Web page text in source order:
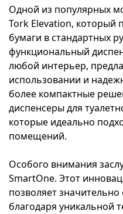
Одной из популярных
Tork Elevation, который
бумаги в стандартных
функциональный
любой интерьер,
использовании и
более компактные
диспенсеры для
которые идеально
помещений.
Особого внимания
SmartOne. Этот
позволяет значительно
благодаря уникальной